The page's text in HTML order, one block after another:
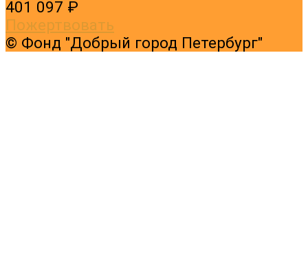
401 097 ₽
Пожертвовать
© Фонд "Добрый город Петербург"